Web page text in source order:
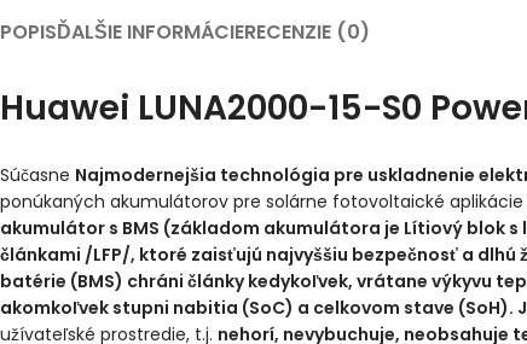
POPISĎALŠIE INFORMÁCIERECENZIE (0)
Huawei LUNA2000-15-S0
Súčasne Najmodernejšia technológia pre uskladnenie
ponúkaných akumulátorov pre solárne fotovoltaické aplikácie
akumulátor s BMS (základom akumulátora je Lítiový blok
článkami /LFP/, ktoré zaisťujú najvyššiu bezpečnosť a
batérie (BMS) chráni články kedykoľvek, vrátane výkyvu
akomkoľvek stupni nabitia (SoC) a celkovom stave (SoH).
užívateľské prostredie, t.j. nehorí, nevybuchuje, neobsahuje